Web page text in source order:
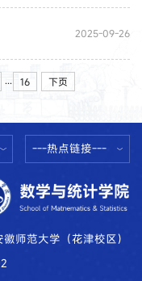
2025-09-26
... 16 下页
---热点链接---
师范大学（花津校区）